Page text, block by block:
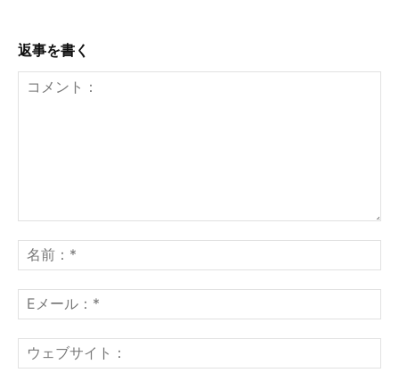
返事を書く
ン
ト：
前
*
メ
ー
*ェ